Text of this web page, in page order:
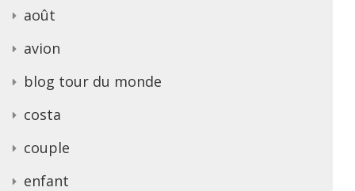
août
avion
blog tour du monde
costa
couple
enfant